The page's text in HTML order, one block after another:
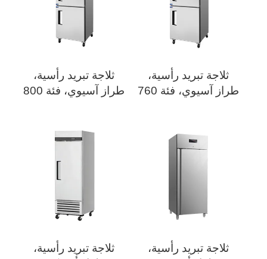
ثلاجة تبريد رأسية،
طراز آسيوي، فئة 760
ثلاجة تبريد رأسية،
طراز آسيوي، فئة 800
ثلاجة تبريد رأسية،
ثلاجة تبريد رأسية،